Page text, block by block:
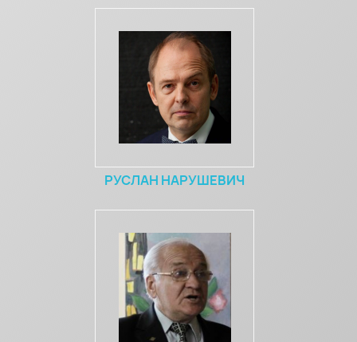
РУСЛАН НАРУШЕВИЧ